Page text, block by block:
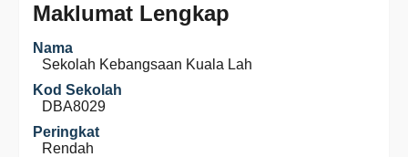
Maklumat Lengkap
Nama
Sekolah Kebangsaan Kuala Lah
Kod Sekolah
DBA8029
Peringkat
Rendah